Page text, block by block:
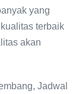
yang
terbaik
akan
Jadwal